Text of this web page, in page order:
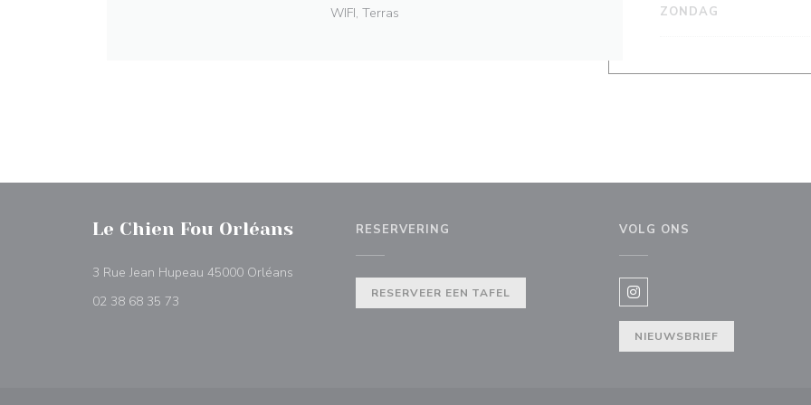
WIFI, Terras ZONDAG
Le Chien Fou Orléans
3 Rue Jean Hupeau 45000 Orléans
02 38 68 35 73
RESERVERING
RESERVEER EEN TAFEL
VOLG ONS
Instagram ((opent in een
NIEUWSBRIEF